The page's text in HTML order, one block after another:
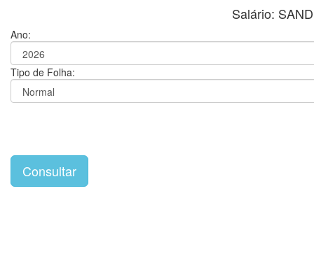
Salário:
Ano:
Tipo de Folha: